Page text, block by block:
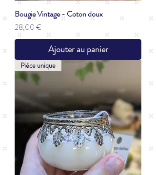
Bougie Vintage - Coton doux
Prix
28,00 €
Ajouter au panier
Pièce unique